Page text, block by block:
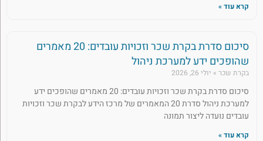
קרא עוד »
סיכום סדרת בקרת שכר וזכויות עובדים: 20 מאמרים
שהופכים ידע למערכת ניהול
בקרת שכר יולי 26, 2026
סיכום סדרת בקרת שכר וזכויות עובדים: 20 מאמרים שהופכים ידע
למערכת ניהול סדרת 20 המאמרים של מרכז הידע לבקרת שכר וזכויות
עובדים נועדה ליצור תמונה
קרא עוד »